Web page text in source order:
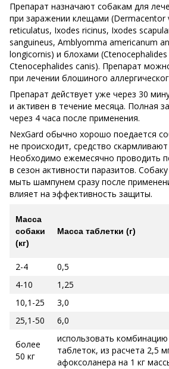
Препарат назначают собакам для
при заражении клещами (Dermacentor
reticulatus, Ixodes ricinus, Ixodes
sanguineus, Amblyomma americanum
longicornis) и блохами
Ctenocephalides canis). Препарат
при лечении блошиного
Препарат действует уже через 30
и активен в течение месяца. Полная
через 4 часа после применения.
NexGard обычно хорошо поедается
не происходит, средство
Необходимо ежемесячно проводить
в сезон активности паразитов.
мыть шампунем сразу после
влияет на эффективность защиты.
Масса
собаки
(кг)
Масса таблетки (г)
2-4 0,5
4-10
1,25
10,1-25
3,0
25,1-50
6,0
более
50 кг
использовать комбинацию
таблеток, из расчета 2,5
афоксоланера на 1 кг